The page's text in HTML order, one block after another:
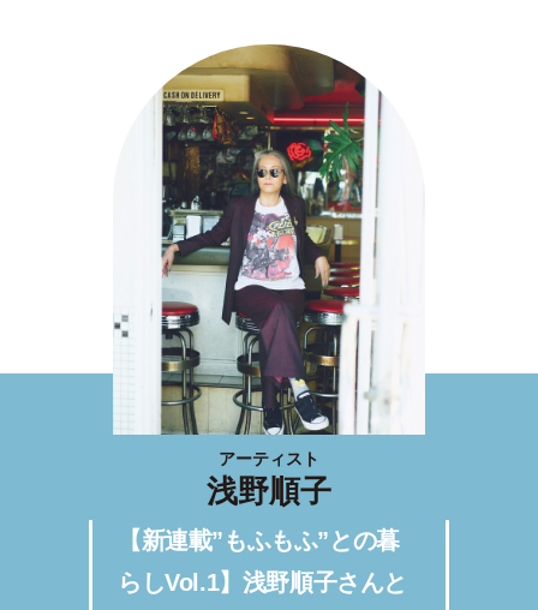
アーティスト
浅野順子
【新連載”もふもふ”との暮
らしVol.1】浅野順子さんと